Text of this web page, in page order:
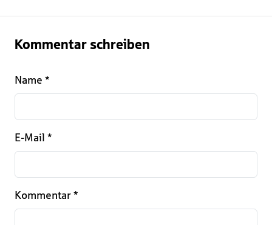
Kommentar schreiben
Name *
E-Mail *
Kommentar *